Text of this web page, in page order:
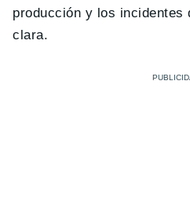
producción y los incidentes
clara.